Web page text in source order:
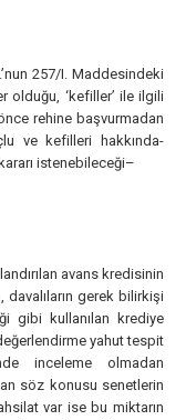
257/I. Maddesindeki
olduğu, ‘kefiller’ ile ilgili
rehine başvurmadan
ve kefilleri hakkında-
istenebileceği–
avans kredisinin
davalıların gerek bilirkişi
gibi kullanılan krediye
yahut tespit
inceleme olmadan
söz konusu senetlerin
var ise bu miktarın